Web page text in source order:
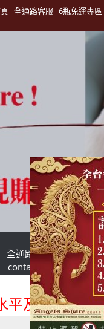
全通路客服 6瓶免運專區
全通路客服
contact us
台灣酒
及垂直整合